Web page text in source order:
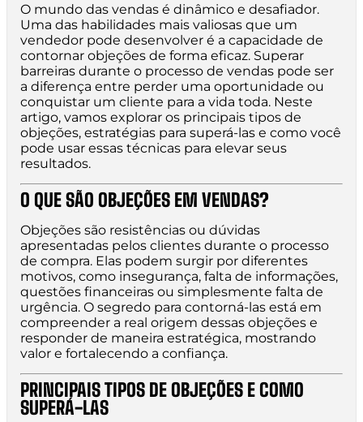
O mundo das vendas é dinâmico e desafiador.
Uma das habilidades mais valiosas que um
vendedor pode desenvolver é a capacidade de
contornar objeções de forma eficaz. Superar
barreiras durante o processo de vendas pode ser
a diferença entre perder uma oportunidade ou
conquistar um cliente para a vida toda. Neste
artigo, vamos explorar os principais tipos de
objeções, estratégias para superá-las e como você
pode usar essas técnicas para elevar seus
resultados.
O QUE SÃO OBJEÇÕES EM VENDAS?
Objeções são resistências ou dúvidas
apresentadas pelos clientes durante o processo
de compra. Elas podem surgir por diferentes
motivos, como insegurança, falta de informações,
questões financeiras ou simplesmente falta de
urgência. O segredo para contorná-las está em
compreender a real origem dessas objeções e
responder de maneira estratégica, mostrando
valor e fortalecendo a confiança.
PRINCIPAIS TIPOS DE OBJEÇÕES E COMO
SUPERÁ-LAS